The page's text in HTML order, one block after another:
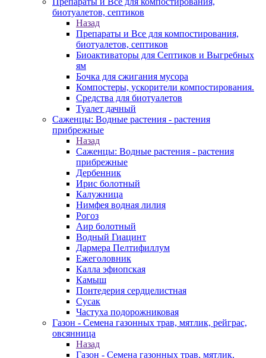
биотуалетов, септиков
Назад
Препараты и Все для компостирования,
биотуалетов, септиков
Биоактиваторы для Септиков и Выгребных
ям
Бочка для сжигания мусора
Компостеры, ускорители компостирования.
Средства для биотуалетов
Туалет дачный
Саженцы: Водные растения - растения
прибрежные
Назад
Саженцы: Водные растения - растения
прибрежные
Дербенник
Ирис болотный
Калужница
Нимфея водная лилия
Рогоз
Аир болотный
Водный Гиацинт
Дармера Пелтифиллум
Ежеголовник
Калла эфиопская
Камыш
Понтедерия сердцелистная
Сусак
Частуха подорожниковая
Газон - Семена газонных трав, мятлик, рейграс,
овсянница
Назад
Газон - Семена газонных трав, мятлик,